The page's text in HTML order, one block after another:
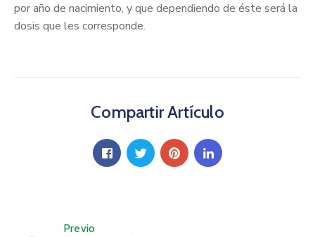
por año de nacimiento, y que dependiendo de éste será la
dosis que les corresponde.
Compartir Artículo
Previo